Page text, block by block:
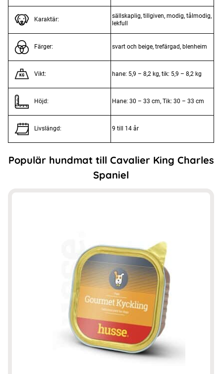
Karaktär:
sällskaplig, tillgiven, modig, tålmodig,
lekfull
Färger: svart och beige, trefärgad, blenheim
Vikt: hane: 5,9 – 8,2 kg, tik: 5,9 – 8,2 kg
Höjd: Hane: 30 – 33 cm, Tik: 30 – 33 cm
Livslängd: 9 till 14 år
Populär hundmat till Cavalier King Charles
Spaniel